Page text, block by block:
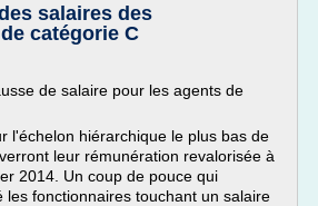
salaires des
catégorie C
de salaire pour les agents de
l'échelon hiérarchique le plus bas de
leur rémunération revalorisée à
2014. Un coup de pouce qui
les fonctionnaires touchant un salaire